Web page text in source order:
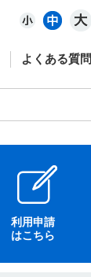
よくある質問
利用申請
はこちら